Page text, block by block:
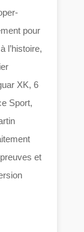
pour
l’histoire,
XK, 6
Sport,
et